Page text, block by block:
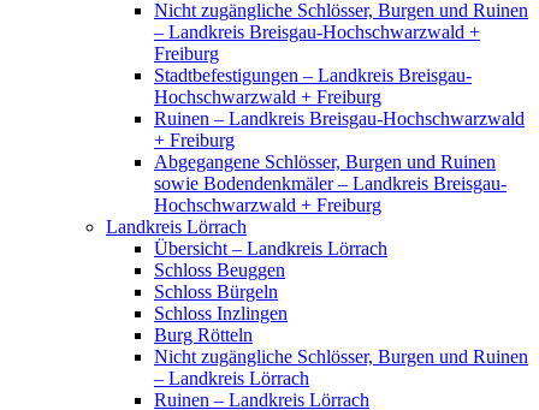
Nicht zugängliche Schlösser, Burgen und Ruinen
– Landkreis Breisgau-Hochschwarzwald +
Freiburg
Stadtbefestigungen – Landkreis Breisgau-
Hochschwarzwald + Freiburg
Ruinen – Landkreis Breisgau-Hochschwarzwald
+ Freiburg
Abgegangene Schlösser, Burgen und Ruinen
sowie Bodendenkmäler – Landkreis Breisgau-
Hochschwarzwald + Freiburg
Landkreis Lörrach
Übersicht – Landkreis Lörrach
Schloss Beuggen
Schloss Bürgeln
Schloss Inzlingen
Burg Rötteln
Nicht zugängliche Schlösser, Burgen und Ruinen
– Landkreis Lörrach
Ruinen – Landkreis Lörrach